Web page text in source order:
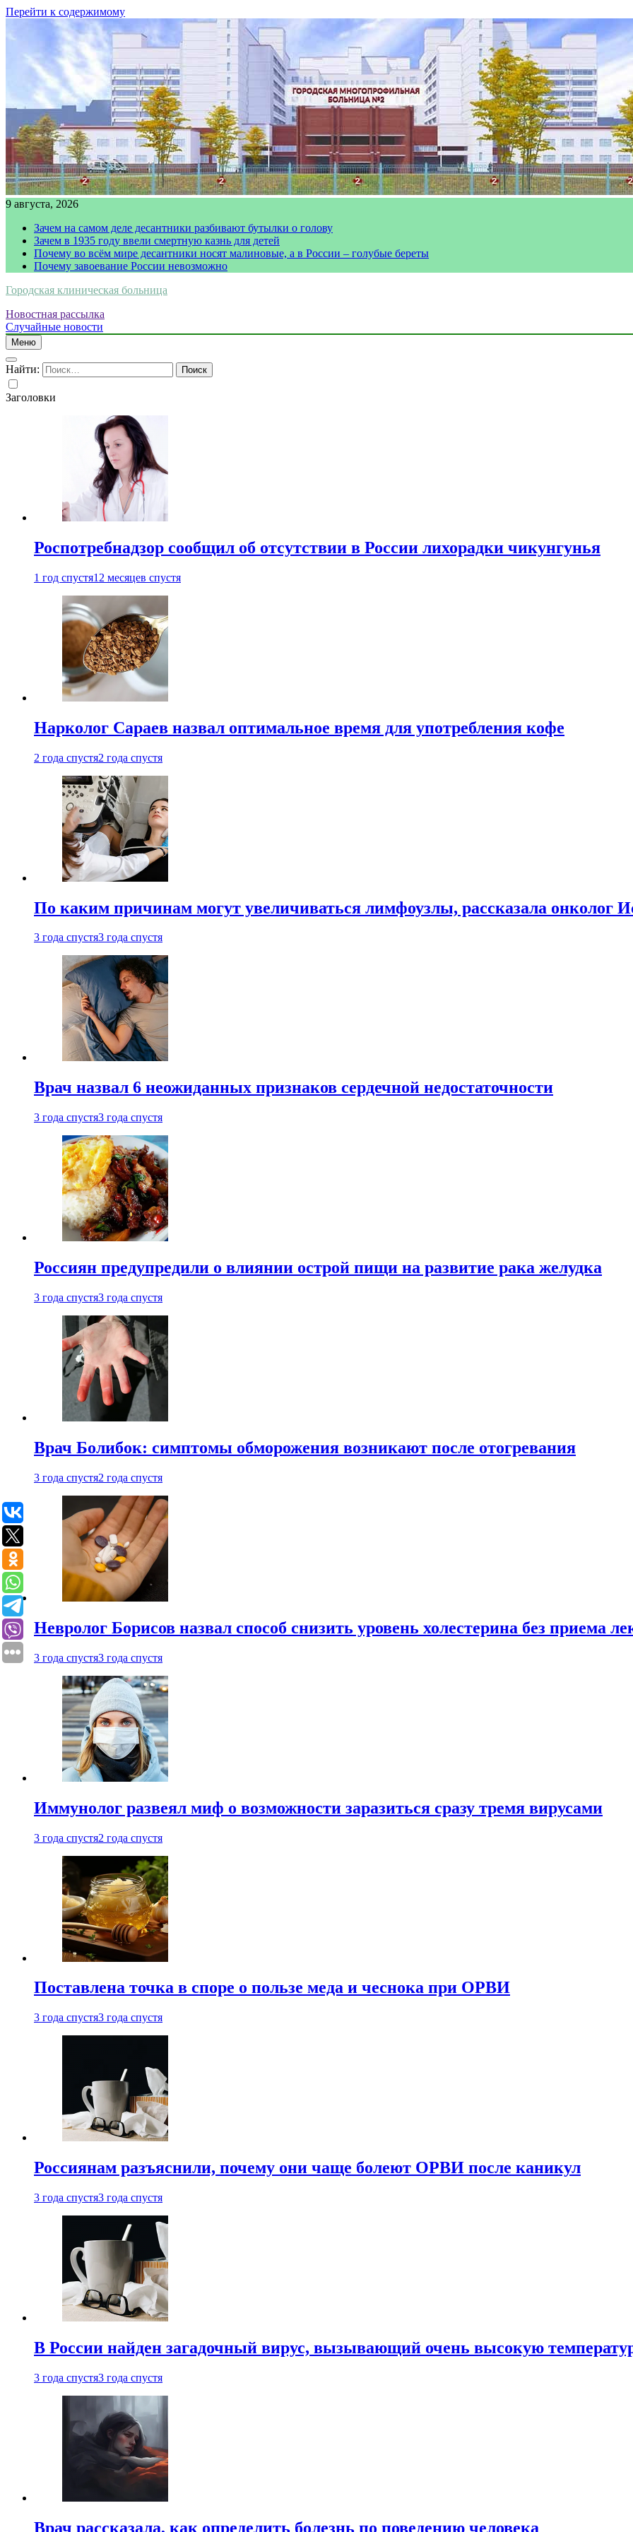
Перейти к содержимому
9 августа, 2026
Зачем на самом деле десантники разбивают бутылки о голову
Зачем в 1935 году ввели смертную казнь для детей
Почему во всём мире десантники носят малиновые, а в России – голубые береты
Почему завоевание России невозможно
Городская клиническая больница
Новостная рассылка
Случайные новости
Меню
Найти:
Заголовки
Роспотребнадзор сообщил об отсутствии в России лихорадки чикунгунья
1 год спустя12 месяцев спустя
Нарколог Сараев назвал оптимальное время для употребления кофе
2 года спустя2 года спустя
По каким причинам могут увеличиваться лимфоузлы, рассказала онколог
3 года спустя3 года спустя
Врач назвал 6 неожиданных признаков сердечной недостаточности
3 года спустя3 года спустя
Россиян предупредили о влиянии острой пищи на развитие рака желудка
3 года спустя3 года спустя
Врач Болибок: симптомы обморожения возникают после отогревания
3 года спустя2 года спустя
Невролог Борисов назвал способ снизить уровень холестерина без приема
3 года спустя3 года спустя
Иммунолог развеял миф о возможности заразиться сразу тремя вирусами
3 года спустя2 года спустя
Поставлена точка в споре о пользе меда и чеснока при ОРВИ
3 года спустя3 года спустя
Россиянам разъяснили, почему они чаще болеют ОРВИ после каникул
3 года спустя3 года спустя
В России найден загадочный вирус, вызывающий очень высокую
3 года спустя3 года спустя
Врач рассказала, как определить болезнь по поведению человека